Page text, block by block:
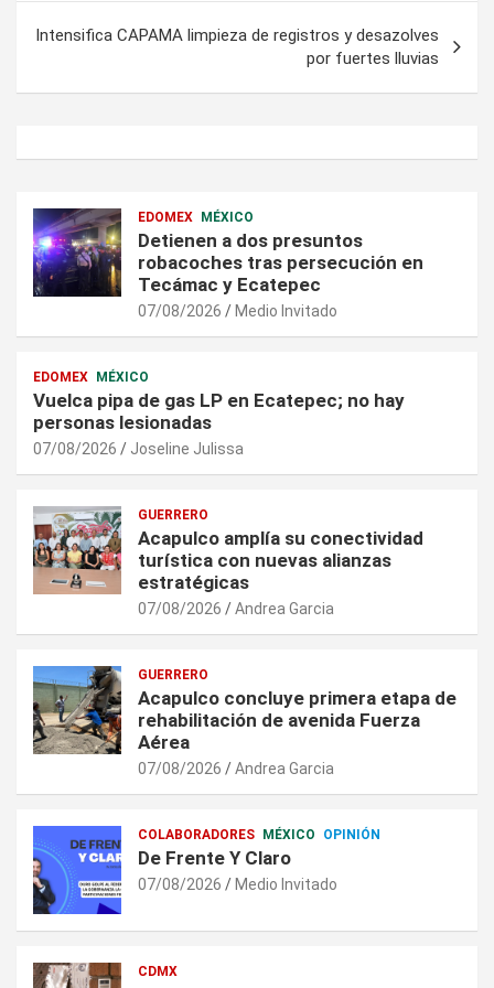
Intensifica CAPAMA limpieza de registros y desazolves
por fuertes lluvias
EDOMEX MÉXICO
Detienen a dos presuntos
robacoches tras persecución en
Tecámac y Ecatepec
07/08/2026 Medio Invitado
EDOMEX MÉXICO
Vuelca pipa de gas LP en Ecatepec; no hay
personas lesionadas
07/08/2026 Joseline Julissa
GUERRERO
Acapulco amplía su conectividad
turística con nuevas alianzas
estratégicas
07/08/2026 Andrea Garcia
GUERRERO
Acapulco concluye primera etapa de
rehabilitación de avenida Fuerza
Aérea
07/08/2026 Andrea Garcia
COLABORADORES MÉXICO OPINIÓN
De Frente Y Claro
07/08/2026 Medio Invitado
CDMX